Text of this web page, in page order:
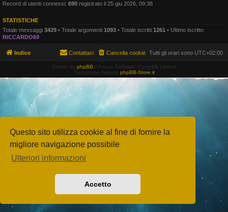
Questo sito utilizza cookie al fine di fornire la
migliore navigazione possibile
Ulteriori informazioni
Accetto
Record di utenti connessi: 690 registrato il 25 giu 2026, 09:38
STATISTICHE
Totale messaggi 3429 • Totale argomenti 1093 • Totale iscritti 1261 • Ultimo iscritto
RICCARDO69
Indice Tutti gli orari sono UTC+02:00
Cancella cookie
Contattaci
Creato da phpBB ® Forum Software © phpBB Limited
Traduzione Italiana phpBB-Store.it